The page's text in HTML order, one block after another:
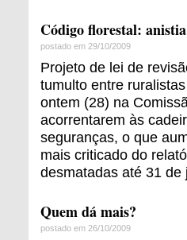
Código florestal:
postado em 29/10/2009
Projeto de lei de
tumulto entre
ontem (28) na
acorrentarem às
seguranças, o que
mais criticado do
desmatadas até 31 de
Quem dá mais?
postado em 26/10/2009